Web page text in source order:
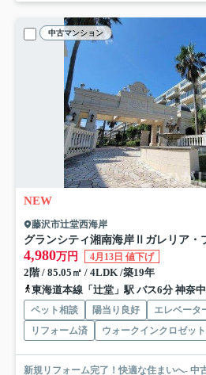
中古マンション
NEW
藤沢市辻堂西海岸
グランシティ湘南海岸Ⅱガレリア・
4,980万円 4月13日 値下げ
2階 / 85.05㎡ / 4LDK /築19年
東海道本線「辻堂」駅 バス6分 神奈中
ペット相談 陽当り良好 エレベータ
リフォーム済
ウォークインクロゼット
新規リフォーム完了！快適な住まいへ- 中古市場では、多くの物件がリ